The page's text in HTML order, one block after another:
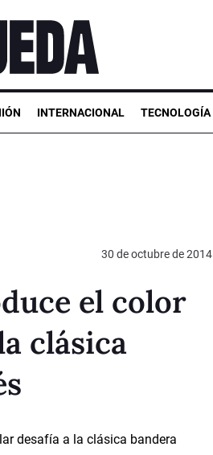
INTERNACIONAL TECNOLOGÍA
30 de octubre de 2014
el color
clásica